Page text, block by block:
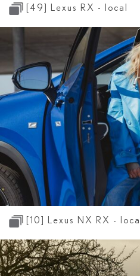
[49] Lexus RX - local
[10] Lexus NX RX - local